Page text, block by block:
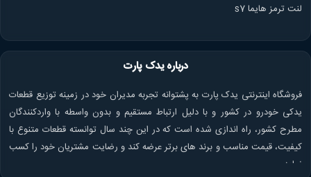
لنت ترمز هایما s7
درباره یدک پارت
فروشگاه اینترنتی یدک پارت به پشتوانه تجربه مدیران خود در زمینه توزیع قطعات
یدکی خودرو در کشور و با دلیل ارتباط مستقیم و بدون واسطه با واردکنندگان
مطرح کشور، راه اندازی شده است که در این چند سال توانسته قطعات متنوع با
کیفیت، قیمت مناسب و برند های برتر عرضه کند و رضایت مشتریان خود را کسب
نماید.